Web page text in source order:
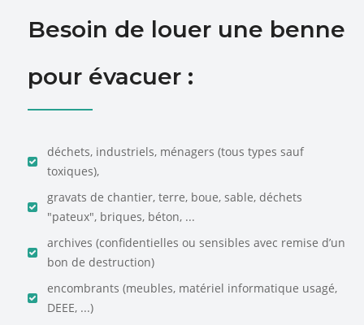
Besoin de louer une benne
pour évacuer :
déchets, industriels, ménagers (tous types sauf
toxiques),
gravats de chantier, terre, boue, sable, déchets
"pateux", briques, béton, ...
archives (confidentielles ou sensibles avec remise d’un
bon de destruction)
encombrants (meubles, matériel informatique usagé,
DEEE, ...)